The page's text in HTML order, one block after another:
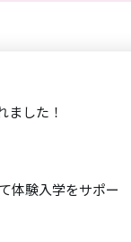
した！
体験入学をサポー